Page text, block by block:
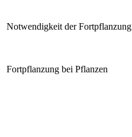
Notwendigkeit der Fortpflanzung
Fortpflanzung bei Pflanzen